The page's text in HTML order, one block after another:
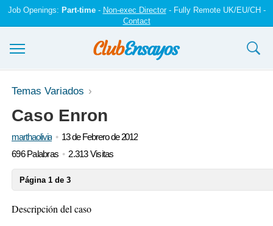
Job Openings: Part-time- Non-exec Director- Fully Remote UK/EU/CH -
Contact
Ensayos y trabajos
Registrarse
Iniciar sesión
Temas Variados
Caso Enron
marthaolivia
13 de Febrero de 2012
696 Palabras
2.313 Visitas
Página 1 de 3
Descripción del caso